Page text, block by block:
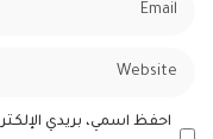
احفظ اسمي، بريدي